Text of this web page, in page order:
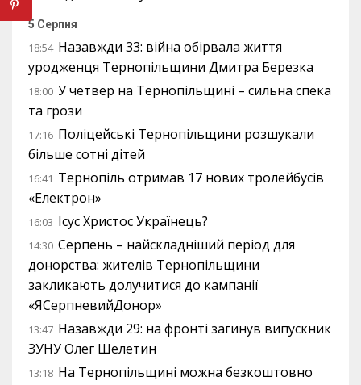
5 Серпня
18:54 Назавжди 33: війна обірвала життя
уродженця Тернопільщини Дмитра Березка
18:00 У четвер на Тернопільщині – сильна спека
та грози
17:16 Поліцейські Тернопільщини розшукали
більше сотні дітей
16:41 Тернопіль отримав 17 нових тролейбусів
«Електрон»
16:03 Ісус Христос Українець?
14:30 Серпень – найскладніший період для
донорства: жителів Тернопільщини
закликають долучитися до кампанії
«ЯСерпневийДонор»
13:47 Назавжди 29: на фронті загинув випускник
ЗУНУ Олег Шелетин
13:18 На Тернопільщині можна безкоштовно